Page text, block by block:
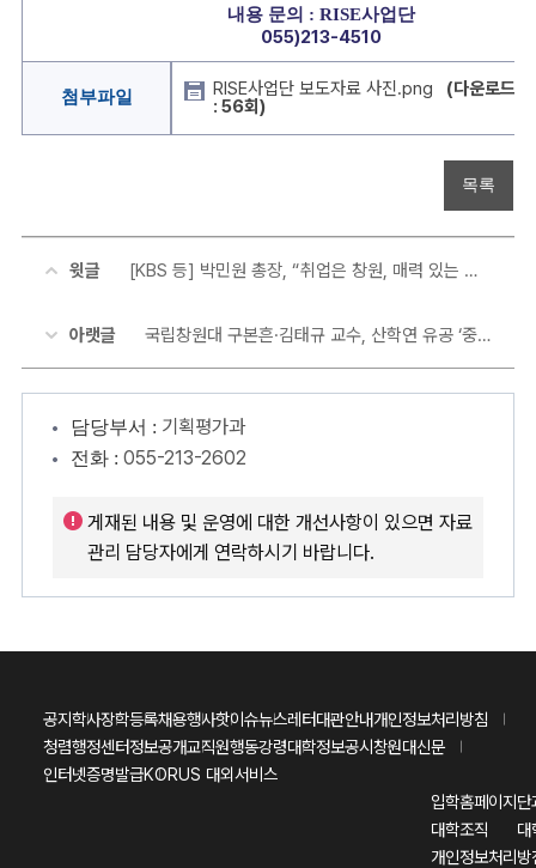
내용 문의 : RISE사업단
055)213-4510
첨부파일 RISE사업단 보도자료 사진.png
(다운로드
: 56회)
목록
윗글 [KBS 등] 박민원 총장, “취업은 창원, 매력 있는 대학으로!”
아랫글 국립창원대 구본흔·김태규 교수, 산학연 유공 ‘중기부장관 표창’ 수상!
담당부서 : 기획평가과
전화 : 055-213-2602
게재된 내용 및 운영에 대한 개선사항이 있으면 자료
관리 담당자에게 연락하시기 바랍니다.
공지학사장학등록채용행사핫이슈뉴스레터대관안내개인정보처리방침
청렴행정센터정보공개교직원행동강령대학정보공시창원대신문
인터넷증명발급KORUS 대외서비스
입학홈페이지
대학조직
단
대
개인정보처리방